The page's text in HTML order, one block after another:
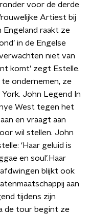
voor de derde
Artiest bij
Engeland raakt ze
in de Engelse
niet van
komt’ zegt Estelle.
ondernemen, ze
John Legend In
West tegen het
en vraagt aan
wil stellen. John
‘Haar geluid is
en soul’.Haar
blijkt ook
aan
tijdens zijn
de tour begint ze